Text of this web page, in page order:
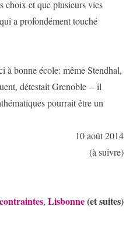
choix et que plusieurs vies
a profondément touché
à bonne école: même Stendhal,
détestait Grenoble -- il
pourrait être un
10 août 2014
(à suivre)
contraintes, Lisbonne(et suites)